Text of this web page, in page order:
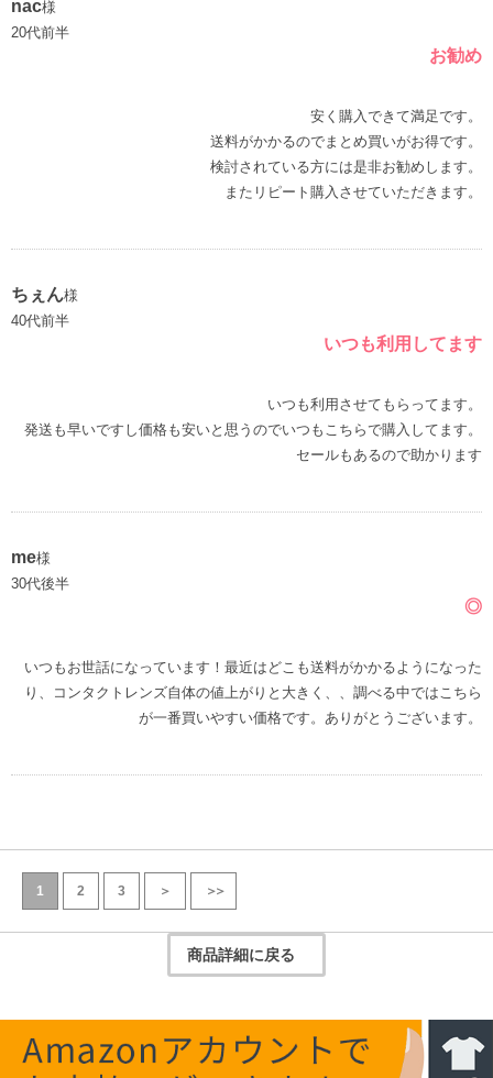
nac様
20代前半
お勧め
安く購入できて満足です。
送料がかかるのでまとめ買いがお得です。
検討されている方には是非お勧めします。
またリピート購入させていただきます。
ちぇん様
40代前半
いつも利用してます
いつも利用させてもらってます。
発送も早いですし価格も安いと思うのでいつもこちらで購入してます。
セールもあるので助かります
me様
30代後半
◎
いつもお世話になっています！最近はどこも送料がかかるようになった
り、コンタクトレンズ自体の値上がりと大きく、、調べる中ではこちら
が一番買いやすい価格です。ありがとうございます。
1 2 3 ＞ ＞＞
商品詳細に戻る